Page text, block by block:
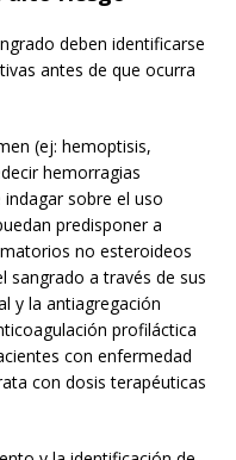
deben identificarse
antes de que ocurra
(ej: hemoptisis,
hemorragias
sobre el uso
predisponer a
no esteroideos
sangrado a través de sus
y la antiagregación
profiláctica
con enfermedad
con dosis terapéuticas